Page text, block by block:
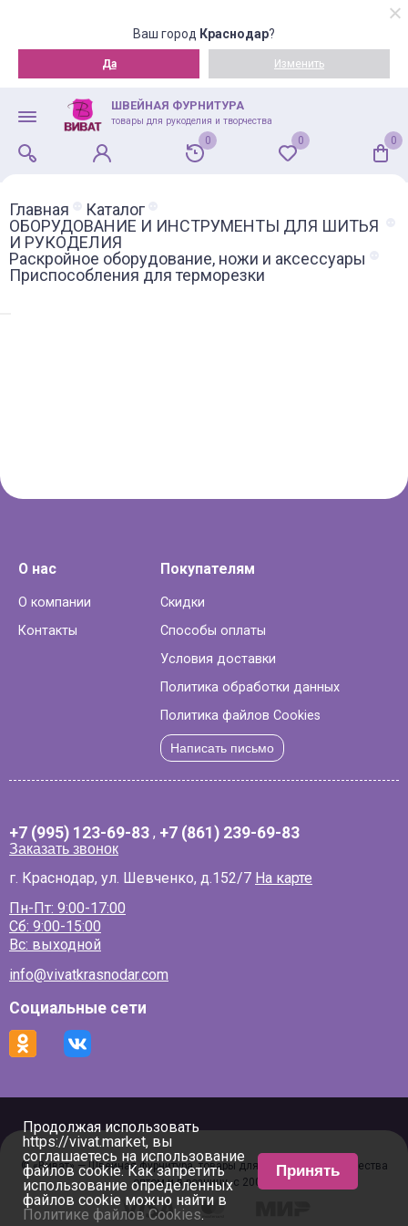
Ваш город Краснодар?
Да Изменить
ШВЕЙНАЯ ФУРНИТУРА
товары для рукоделия и творчества
0 0 0
Главная
Каталог
ОБОРУДОВАНИЕ И ИНСТРУМЕНТЫ ДЛЯ ШИТЬЯ
И РУКОДЕЛИЯ
Раскройное оборудование, ножи и аксессуары
Приспособления для терморезки
Продолжая использовать
https://vivat.market, вы
соглашаетесь на использование
файлов cookie. Как запретить
использование определенных
файлов cookie можно найти в
Политике файлов Cookies.
Принять
О нас
О компании
Контакты
Покупателям
Скидки
Способы оплаты
Условия доставки
Политика обработки данных
Политика файлов Cookies
Написать письмо
+7 (995) 123-69-83 , +7 (861) 239-69-83
Заказать звонок
г. Краснодар, ул. Шевченко, д.152/7 На карте
Пн-Пт: 9:00-17:00
Сб: 9:00-15:00
Вс: выходной
info@vivatkrasnodar.com
Социальные сети
© «Виват» — Швейная фурнитура, товары для рукоделия и творчества
оптом и в розницу, с 2000 г